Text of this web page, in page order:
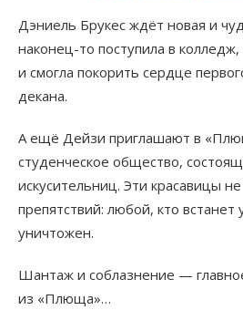
Дэниель Брукес ждёт новая и
наконец-то поступила в
и смогла покорить сердце
декана.
А ещё Дейзи приглашают в
студенческое общество,
искусительниц. Эти красавицы
препятствий: любой, кто встанет
уничтожен.
Шантаж и соблазнение —
из «Плюща»…